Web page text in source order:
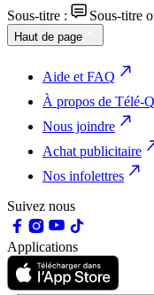
Sous-titre :
Sous-titre
Haut de page
Aide et FAQ
À propos de Télé-
Nous joindre
Achat publicitaire
Nos infolettres
Suivez nous
Applications